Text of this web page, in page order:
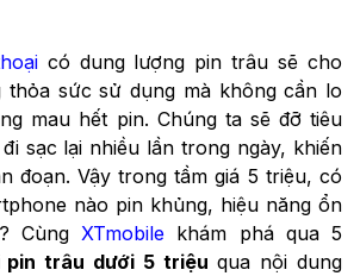
có dung lượng pin trâu sẽ cho
thỏa sức sử dụng mà không cần lo
mau hết pin. Chúng ta sẽ đỡ tiêu
sạc lại nhiều lần trong ngày, khiến
đoạn. Vậy trong tầm giá 5 triệu, có
nào pin khủng, hiệu năng ổn
Cùng XTmobile khám phá qua 5
pin trâu dưới 5 triệu qua nội dung